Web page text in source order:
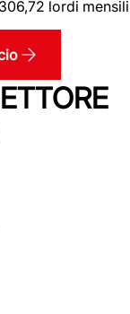
lordi mensili